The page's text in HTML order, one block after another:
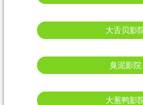
大舌贝影
臭泥影院
大葱鸭影